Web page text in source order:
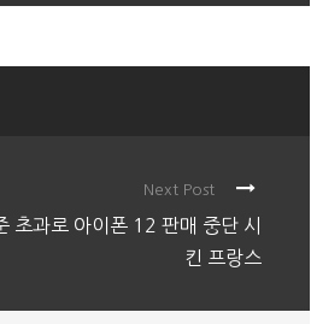
Next Post
초과로 아이폰 12 판매 중단 시
킨 프랑스